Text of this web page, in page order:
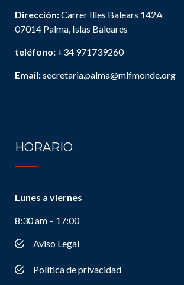
Dirección:Carrer Illes Balears 142A
07014 Palma, Islas Baleares
teléfono: +34 971739260
Email:secretaria.palma@mlfmonde.org
HORARIO
Lunes a viernes
8:30 am – 17:00
Aviso Legal
Política de privacidad